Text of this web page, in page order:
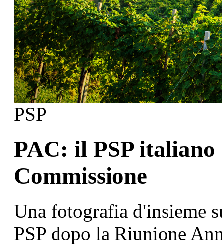
PSP
PAC: il PSP
Commissione
Una fotografia d'insieme
PSP dopo la Riunione